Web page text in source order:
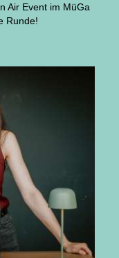
Air Event im MüGa
Runde!